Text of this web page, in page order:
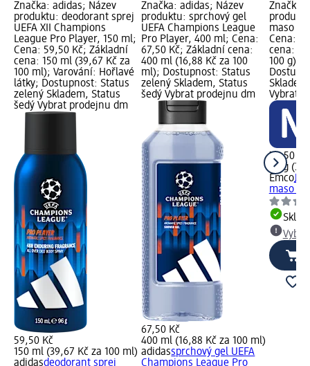
Značka: adidas; Název
produktu: deodorant sprej
UEFA XII Champions
League Pro Player, 150 ml;
Cena: 59,50 Kč; Základní
cena: 150 ml (39,67 Kč za
100 ml); Varování: Hořlavé
látky; Dostupnost: Status
zelený Skladem, Status
šedý Vybrat prodejnu dm
59,50 Kč
150 ml (39,67 Kč za 100 ml)
adidasdeodorant sprej
Značka: adidas; Název
produktu: sprchový gel
UEFA Champions League
Pro Player, 400 ml; Cena:
67,50 Kč; Základní cena:
400 ml (16,88 Kč za 100
ml); Dostupnost: Status
zelený Skladem, Status
šedý Vybrat prodejnu dm
67,50 Kč
400 ml (16,88 Kč za 100 ml)
adidassprchový gel UEFA
Champions League Pro
Značka:
maso
Cena:
cena: 20
100 g);
Vybrat
79,50 Kč
20 g
Emco
maso